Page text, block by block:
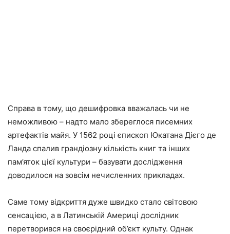
Справа в тому, що дешифровка вважалась чи не
неможливою – надто мало збереглося писемних
артефактів майя. У 1562 році єпископ Юкатана Дієго де
Ланда спалив грандіозну кількість книг та інших
пам’яток цієї культури – базувати дослідження
доводилося на зовсім нечисленних прикладах.
Саме тому відкриття дуже швидко стало світовою
сенсацією, а в Латинській Америці дослідник
перетворився на своєрідний об’єкт культу. Однак